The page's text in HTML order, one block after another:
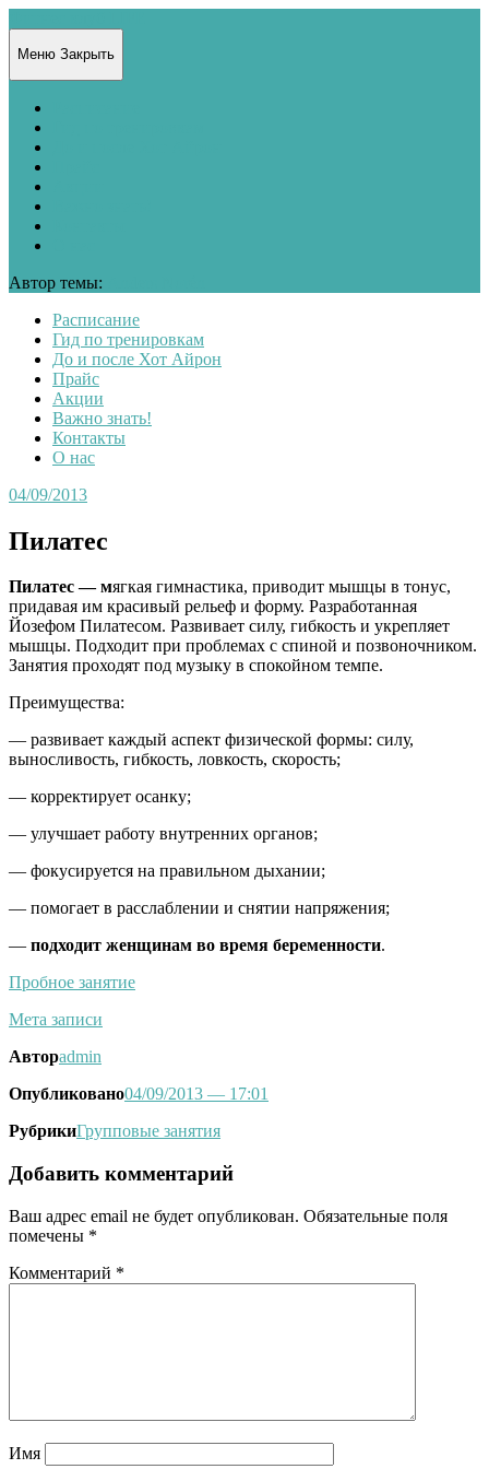
Меню Закрыть
Автор темы:
Расписание
Гид по тренировкам
До и после Хот Айрон
Прайс
Акции
Важно знать!
Контакты
О нас
04/09/2013
Пилатес
Пилатес — мягкая гимнастика, приводит мышцы в тонус,
придавая им красивый рельеф и форму. Разработанная
Йозефом Пилатесом. Развивает силу, гибкость и укрепляет
мышцы. Подходит при проблемах с спиной и позвоночником.
Занятия проходят под музыку в спокойном темпе.
Преимущества:
— развивает каждый аспект физической формы: силу,
выносливость, гибкость, ловкость, скорость;
— корректирует осанку;
— улучшает работу внутренних органов;
— фокусируется на правильном дыхании;
— помогает в расслаблении и снятии напряжения;
— подходит женщинам во время беременности.
Пробное занятие
Мета записи
Авторadmin
Опубликовано04/09/2013 — 17:01
РубрикиГрупповые занятия
Добавить комментарий
Ваш адрес email не будет опубликован. Обязательные поля
помечены *
Комментарий *
Имя